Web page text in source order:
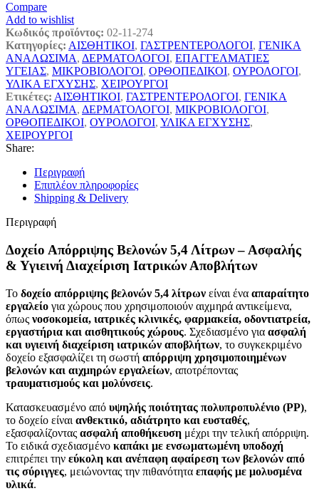
Compare
Add to wishlist
Κωδικός προϊόντος: 02-11-274
Κατηγορίες: ΑΙΣΘΗΤΙΚΟΙ, ΓΑΣΤΡΕΝΤΕΡΟΛΟΓΟΙ, ΓΕΝΙΚΑ
ΑΝΑΛΩΣΙΜΑ, ΔΕΡΜΑΤΟΛΟΓΟΙ, ΕΠΑΓΓΕΛΜΑΤΙΕΣ
ΥΓΕΙΑΣ, ΜΙΚΡΟΒΙΟΛΟΓΟΙ, ΟΡΘΟΠΕΔΙΚΟΙ, ΟΥΡΟΛΟΓΟΙ,
ΥΛΙΚΑ ΕΓΧΥΣΗΣ, ΧΕΙΡΟΥΡΓΟΙ
Ετικέτες: ΑΙΣΘΗΤΙΚΟΙ, ΓΑΣΤΡΕΝΤΕΡΟΛΟΓΟΙ, ΓΕΝΙΚΑ
ΑΝΑΛΩΣΙΜΑ, ΔΕΡΜΑΤΟΛΟΓΟΙ, ΜΙΚΡΟΒΙΟΛΟΓΟΙ,
ΟΡΘΟΠΕΔΙΚΟΙ, ΟΥΡΟΛΟΓΟΙ, ΥΛΙΚΑ ΕΓΧΥΣΗΣ,
ΧΕΙΡΟΥΡΓΟΙ
Share:
Περιγραφή
Επιπλέον πληροφορίες
Shipping & Delivery
Περιγραφή
Δοχείο Απόρριψης Βελονών 5,4 Λίτρων – Ασφαλής
& Υγιεινή Διαχείριση Ιατρικών Αποβλήτων
Το δοχείο απόρριψης βελονών 5,4 λίτρων είναι ένα απαραίτητο
εργαλείο για χώρους που χρησιμοποιούν αιχμηρά αντικείμενα,
όπως νοσοκομεία, ιατρικές κλινικές, φαρμακεία, οδοντιατρεία,
εργαστήρια και αισθητικούς χώρους. Σχεδιασμένο για ασφαλή
και υγιεινή διαχείριση ιατρικών αποβλήτων, το συγκεκριμένο
δοχείο εξασφαλίζει τη σωστή απόρριψη χρησιμοποιημένων
βελονών και αιχμηρών εργαλείων, αποτρέποντας
τραυματισμούς και μολύνσεις.
Κατασκευασμένο από υψηλής ποιότητας πολυπροπυλένιο (PP),
το δοχείο είναι ανθεκτικό, αδιάτρητο και ευσταθές,
εξασφαλίζοντας ασφαλή αποθήκευση μέχρι την τελική απόρριψη.
Το ειδικά σχεδιασμένο καπάκι με ενσωματωμένη υποδοχή
επιτρέπει την εύκολη και ανέπαφη αφαίρεση των βελονών από
τις σύριγγες, μειώνοντας την πιθανότητα επαφής με μολυσμένα
υλικά.